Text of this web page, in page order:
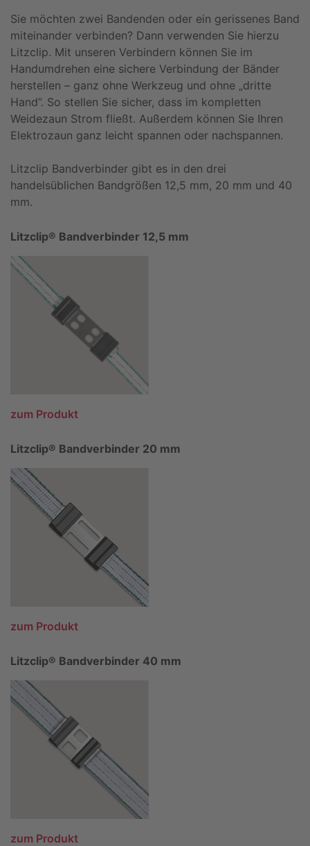
Sie möchten zwei Bandenden oder ein gerissenes Band
miteinander verbinden? Dann verwenden Sie hierzu
Litzclip. Mit unseren Verbindern können Sie im
Handumdrehen eine sichere Verbindung der Bänder
herstellen – ganz ohne Werkzeug und ohne „dritte
Hand”. So stellen Sie sicher, dass im kompletten
Weidezaun Strom fließt. Außerdem können Sie Ihren
Elektrozaun ganz leicht spannen oder nachspannen.
Litzclip Bandverbinder gibt es in den drei
handelsüblichen Bandgrößen 12,5 mm, 20 mm und 40
mm.
Litzclip® Bandverbinder 12,5 mm
zum Produkt
Litzclip® Bandverbinder 20 mm
zum Produkt
Litzclip® Bandverbinder 40 mm
zum Produkt